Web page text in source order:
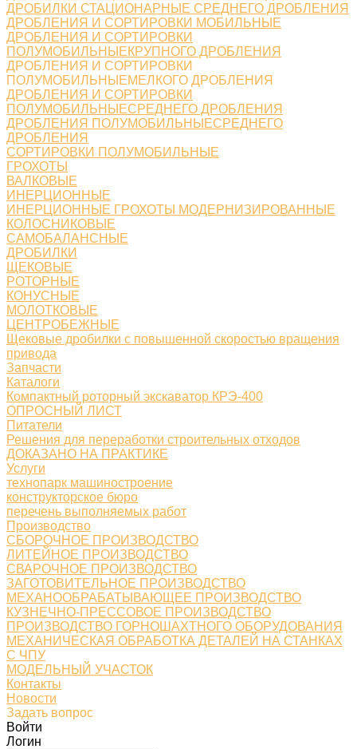
ДРОБИЛКИ СТАЦИОНАРНЫЕ СРЕДНЕГО ДРОБЛЕНИЯ
ДРОБЛЕНИЯ И СОРТИРОВКИ МОБИЛЬНЫЕ
ДРОБЛЕНИЯ И СОРТИРОВКИ
ПОЛУМОБИЛЬНЫЕКРУПНОГО ДРОБЛЕНИЯ
ДРОБЛЕНИЯ И СОРТИРОВКИ
ПОЛУМОБИЛЬНЫЕМЕЛКОГО ДРОБЛЕНИЯ
ДРОБЛЕНИЯ И СОРТИРОВКИ
ПОЛУМОБИЛЬНЫЕСРЕДНЕГО ДРОБЛЕНИЯ
ДРОБЛЕНИЯ ПОЛУМОБИЛЬНЫЕСРЕДНЕГО
ДРОБЛЕНИЯ
СОРТИРОВКИ ПОЛУМОБИЛЬНЫЕ
ГРОХОТЫ
ВАЛКОВЫЕ
ИНЕРЦИОННЫЕ
ИНЕРЦИОННЫЕ ГРОХОТЫ МОДЕРНИЗИРОВАННЫЕ
КОЛОСНИКОВЫЕ
САМОБАЛАНСНЫЕ
ДРОБИЛКИ
ЩЕКОВЫЕ
РОТОРНЫЕ
КОНУСНЫЕ
МОЛОТКОВЫЕ
ЦЕНТРОБЕЖНЫЕ
Щековые дробилки с повышенной скоростью вращения
привода
Запчасти
Каталоги
Компактный роторный экскаватор КРЭ-400
ОПРОСНЫЙ ЛИСТ
Питатели
Решения для переработки строительных отходов
ДОКАЗАНО НА ПРАКТИКЕ
Услуги
технопарк машиностроение
конструкторское бюро
перечень выполняемых работ
Производство
СБОРОЧНОЕ ПРОИЗВОДСТВО
ЛИТЕЙНОЕ ПРОИЗВОДСТВО
СВАРОЧНОЕ ПРОИЗВОДСТВО
ЗАГОТОВИТЕЛЬНОЕ ПРОИЗВОДСТВО
МЕХАНООБРАБАТЫВАЮЩЕЕ ПРОИЗВОДСТВО
КУЗНЕЧНО-ПРЕССОВОЕ ПРОИЗВОДСТВО
ПРОИЗВОДСТВО ГОРНОШАХТНОГО ОБОРУДОВАНИЯ
МЕХАНИЧЕСКАЯ ОБРАБОТКА ДЕТАЛЕЙ НА СТАНКАХ
С ЧПУ
МОДЕЛЬНЫЙ УЧАСТОК
Контакты
Новости
Задать вопрос
Войти
Логин